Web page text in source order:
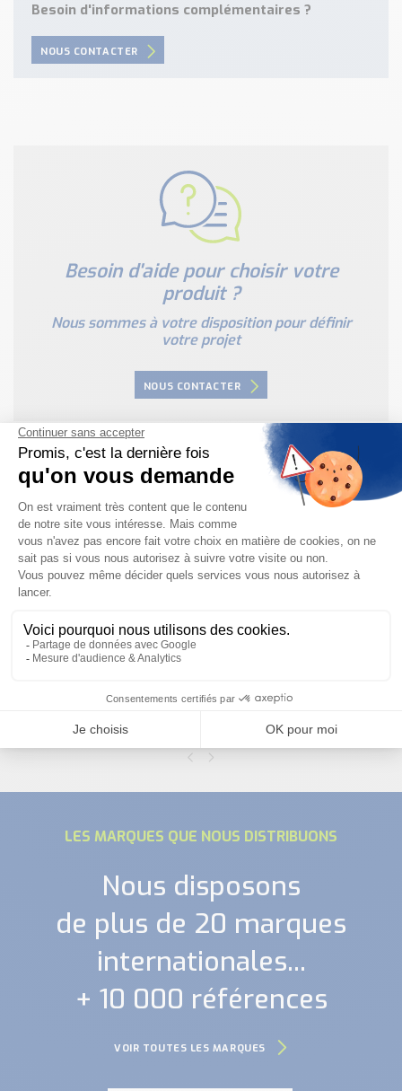
Besoin d'informations complémentaires ?
NOUS CONTACTER
Besoin d'aide pour choisir votre
produit ?
Nous sommes à votre disposition pour définir
votre projet
NOUS CONTACTER
PRODUITS SIMILAIRES
LES MARQUES QUE NOUS DISTRIBUONS
Nous disposons
de plus de 20 marques
internationales...
+ 10 000 références
VOIR TOUTES LES MARQUES